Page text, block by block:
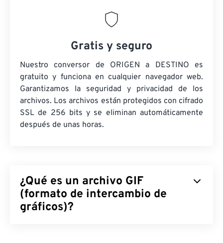
Gratis y seguro
Nuestro conversor de ORIGEN a DESTINO es
gratuito y funciona en cualquier navegador web.
Garantizamos la seguridad y privacidad de los
archivos. Los archivos están protegidos con cifrado
SSL de 256 bits y se eliminan automáticamente
después de unas horas.
¿Qué es un archivo GIF
(formato de intercambio de
gráficos)?